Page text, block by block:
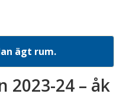
ägt rum.
2023-24 – åk